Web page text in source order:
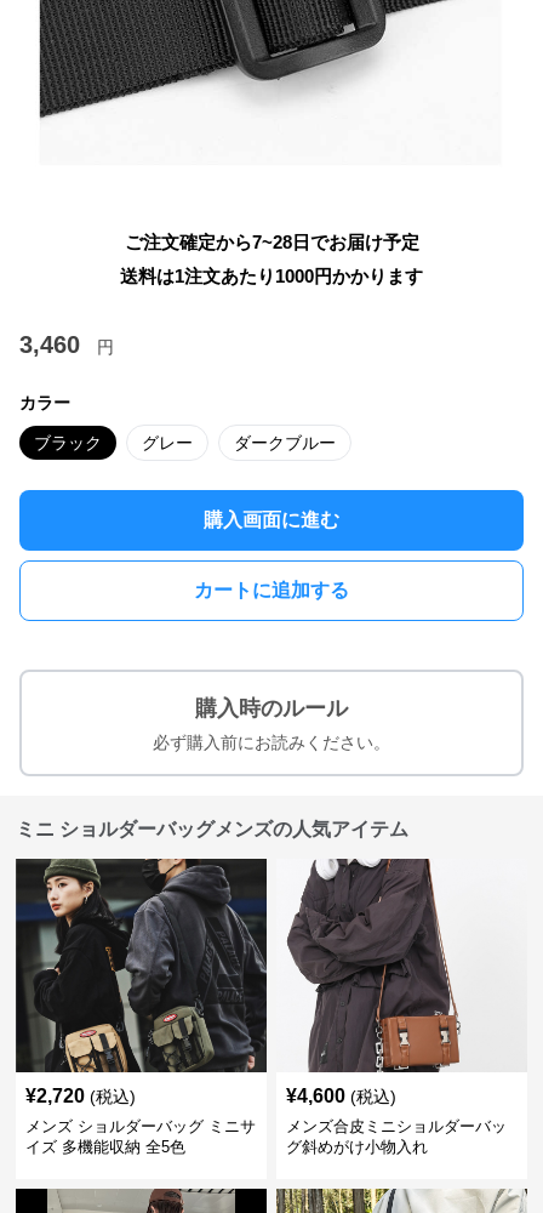
ご注文確定から7~28日でお届け予定
送料は1注文あたり 1000円かかります
3,460 円
カラー
ブラック グレー ダークブルー
購入画面に進む
カートに追加する
購入時のルール
必ず購入前にお読みください。
ミニ ショルダーバッグメンズの人気アイテム
¥2,720 (税込)
メンズ ショルダーバッグ ミニサ
イズ 多機能収納 全5色
¥4,600 (税込)
メンズ合皮ミニショルダーバッ
グ斜めがけ小物入れ